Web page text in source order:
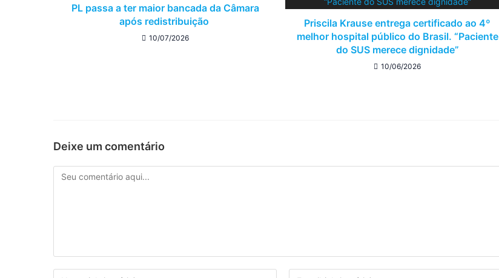
PL passa a ter maior bancada da Câmara
após redistribuição
10/07/2026
Priscila Krause entrega certificado ao 4º
melhor hospital público do Brasil. “Paciente
do SUS merece dignidade”
10/06/2026
Deixe um comentário